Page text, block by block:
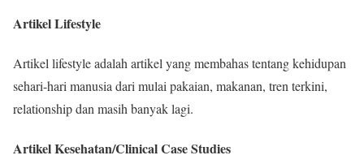
Artikel Lifestyle
Artikel lifestyle adalah artikel yang membahas tentang kehidupan
sehari-hari manusia dari mulai pakaian, makanan, tren terkini,
relationship dan masih banyak lagi.
Artikel Kesehatan/Clinical Case Studies